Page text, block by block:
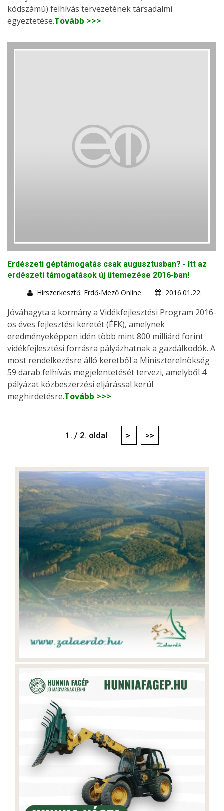
kódszámú) felhívás tervezetének társadalmi
egyeztetése.Tovább >>>
Erdészeti géptámogatás csak augusztusban? - Itt az
erdészeti támogatások új ütemezése 2016-ban!
Hírszerkesztő: Erdő-Mező Online
2016.01.22.
Jóváhagyta a kormány a Vidékfejlesztési Program 2016-
os éves fejlesztési keretét (ÉFK), amelynek
eredményeképpen idén több mint 800 milliárd forint
vidékfejlesztési forrásra pályázhatnak a gazdálkodók. A
most rendelkezésre álló keretből a Miniszterelnökség
59 darab felhívás megjelentetését tervezi, amelyből 4
pályázat közbeszerzési eljárással kerül
meghirdetésre.Tovább >>>
1. / 2. oldal > >>